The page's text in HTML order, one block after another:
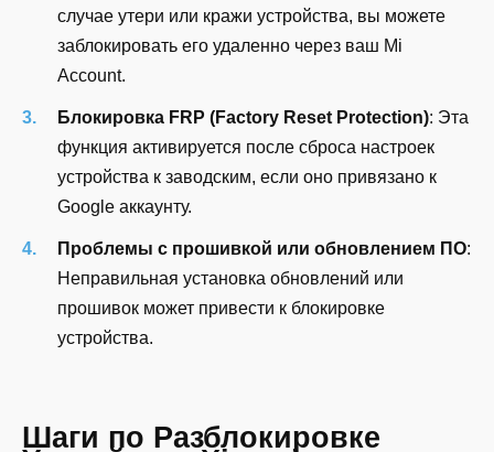
случае утери или кражи устройства, вы можете
заблокировать его удаленно через ваш Mi
Account.
Блокировка FRP (Factory Reset Protection): Эта
функция активируется после сброса настроек
устройства к заводским, если оно привязано к
Google аккаунту.
Проблемы с прошивкой или обновлением ПО:
Неправильная установка обновлений или
прошивок может привести к блокировке
устройства.
Шаги по Разблокировке